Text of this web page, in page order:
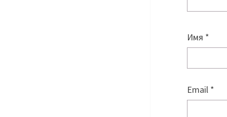
Имя *
Email *